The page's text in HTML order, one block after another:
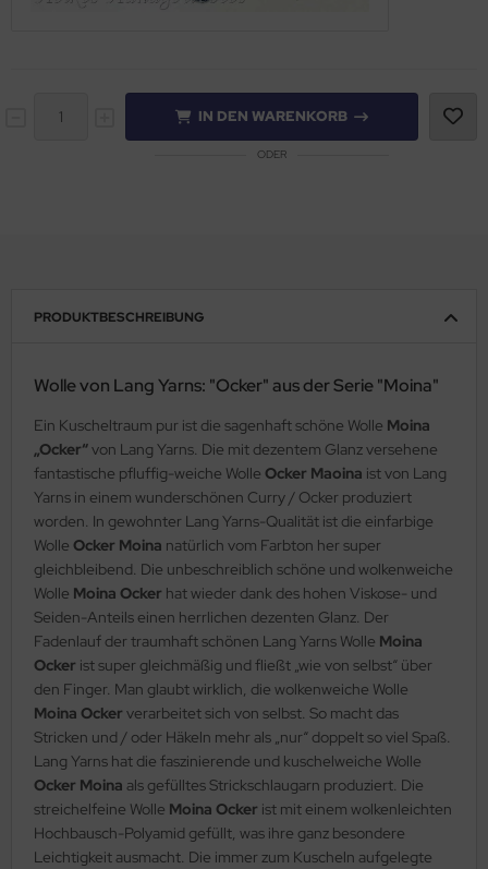
IN DEN WARENKORB
ODER
PRODUKTBESCHREIBUNG
Wolle von Lang Yarns: "Ocker" aus der Serie "Moina"
Ein Kuscheltraum pur ist die sagenhaft schöne Wolle Moina
„Ocker“von Lang Yarns. Die mit dezentem Glanz versehene
fantastische pfluffig-weiche Wolle Ocker Maoina ist von Lang
Yarns in einem wunderschönen Curry / Ocker produziert
worden. In gewohnter Lang Yarns-Qualität ist die einfarbige
Wolle Ocker Moina natürlich vom Farbton her super
gleichbleibend. Die unbeschreiblich schöne und wolkenweiche
Wolle Moina Ocker hat wieder dank des hohen Viskose- und
Seiden-Anteils einen herrlichen dezenten Glanz. Der
Fadenlauf der traumhaft schönen Lang Yarns Wolle Moina
Ocker ist super gleichmäßig und fließt „wie von selbst“ über
den Finger. Man glaubt wirklich, die wolkenweiche Wolle
Moina Ocker verarbeitet sich von selbst. So macht das
Stricken und / oder Häkeln mehr als „nur“ doppelt so viel Spaß.
Lang Yarns hat die faszinierende und kuschelweiche Wolle
Ocker Moina als gefülltes Strickschlaugarn produziert. Die
streichelfeine Wolle Moina Ocker ist mit einem wolkenleichten
Hochbausch-Polyamid gefüllt, was ihre ganz besondere
Leichtigkeit ausmacht. Die immer zum Kuscheln aufgelegte